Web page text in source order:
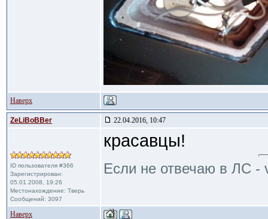
Наверх
ZeLiBoBBer 22.04.2016, 10:47
ID пользователя #366
Зарегистрирован:
05.01.2008, 19:26
Местонахождение: Тверь
Сообщений: 3097
красавцы!
Если не отвечаю в ЛС -
Наверх